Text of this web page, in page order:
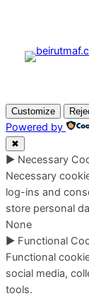
Customize
Powered by
✖
► Necessary
Necessary
log-ins and
store personal
None
► Functional
Functional
social media,
tools.